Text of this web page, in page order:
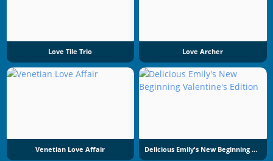
Love Tile Trio Love Archer
Venetian Love Affair Delicious Emily's New Beginning Valentine's Edition